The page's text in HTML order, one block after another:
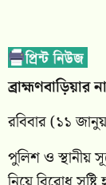
ব্রাহ্মণবাড়িয়ার
রবিবার (১১
পুলিশ ও স্থানীয়